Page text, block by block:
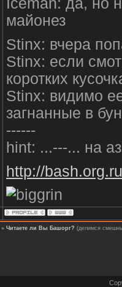
Iceman: да, но
майонез
Stinx: вчера
Stinx: если
коротких
Stinx: видимо
загнанные в
------
hint: ...---... на
http://
» Читаете ли Вы Башорг? (делимся